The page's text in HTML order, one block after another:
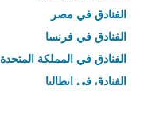
الفنادق في مصر
الفنادق في فرنسا
الفنادق في المملكة المتحدة
الفنادق في إيطاليا